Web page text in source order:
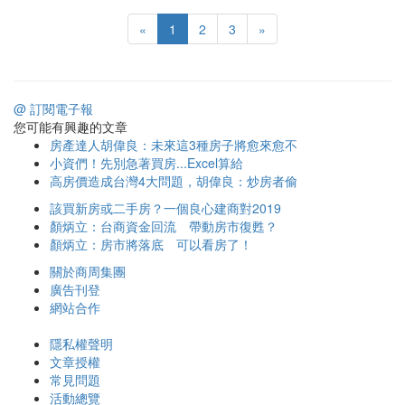
« 1 2 3 »
@ 訂閱電子報
您可能有興趣的文章
房產達人胡偉良：未來這3種房子將愈來愈不
小資們！先別急著買房...Excel算給
高房價造成台灣4大問題，胡偉良：炒房者偷
該買新房或二手房？一個良心建商對2019
顏炳立：台商資金回流 帶動房市復甦？
顏炳立：房市將落底 可以看房了！
關於商周集團
廣告刊登
網站合作
隱私權聲明
文章授權
常見問題
活動總覽